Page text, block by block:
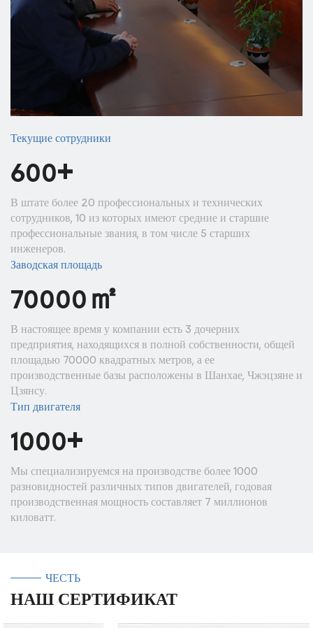
Текущие сотрудники
600+
В штате более 20 профессиональных и технических
сотрудников, 10 из которых имеют средние и старшие
профессиональные звания, в том числе 5 старших
инженеров.
Заводская площадь
70000 ㎡
В настоящее время у компании есть 3 дочерних
предприятия, находящихся в полной собственности, общей
площадью 70000 квадратных метров, а ее
производственные базы расположены в Шанхае, Чжэцзяне и
Цзянсу.
Тип двигателя
1000+
Мы специализируемся на производстве более 1000
разновидностей различных типов двигателей, годовая
производственная мощность составляет 7 миллионов
киловатт.
ЧЕСТЬ
НАШ СЕРТИФИКАТ